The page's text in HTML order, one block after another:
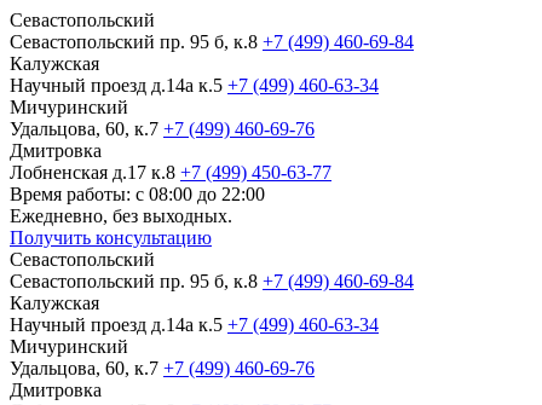
Севастопольский
Севастопольский пр. 95 б, к.8 +7 (499) 460-69-84
Калужская
Научный проезд д.14а к.5 +7 (499) 460-63-34
Мичуринский
Удальцова, 60, к.7 +7 (499) 460-69-76
Дмитровка
Лобненская д.17 к.8 +7 (499) 450-63-77
Время работы: с 08:00 до 22:00
Ежедневно, без выходных.
Получить консультацию
Севастопольский
Севастопольский пр. 95 б, к.8 +7 (499) 460-69-84
Калужская
Научный проезд д.14а к.5 +7 (499) 460-63-34
Мичуринский
Удальцова, 60, к.7 +7 (499) 460-69-76
Дмитровка